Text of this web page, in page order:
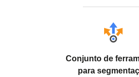
Conjunto de
para